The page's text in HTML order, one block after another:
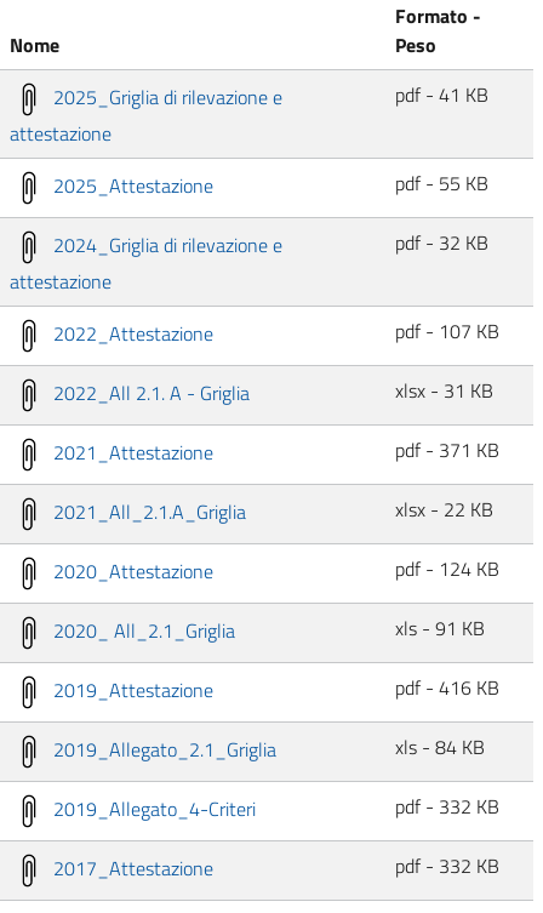
Nome
Formato -
Peso
2025_Griglia di rilevazione e
attestazione
pdf - 41 KB
2025_Attestazione pdf - 55 KB
2024_Griglia di rilevazione e
attestazione
pdf - 32 KB
2022_Attestazione pdf - 107 KB
2022_All 2.1. A - Griglia xlsx - 31 KB
2021_Attestazione pdf - 371 KB
2021_All_2.1.A_Griglia xlsx - 22 KB
2020_Attestazione pdf - 124 KB
2020_ All_2.1_Griglia xls - 91 KB
2019_Attestazione pdf - 416 KB
2019_Allegato_2.1_Griglia xls - 84 KB
2019_Allegato_4-Criteri pdf - 332 KB
2017_Attestazione pdf - 332 KB